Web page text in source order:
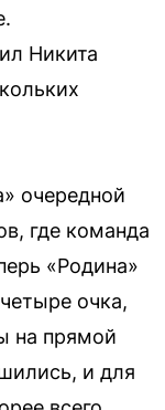
Никита
очередной
где команда
«Родина»
очка,
на прямой
и для